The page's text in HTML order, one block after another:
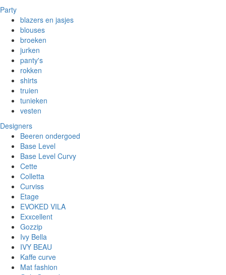
Party
blazers en jasjes
blouses
broeken
jurken
panty's
rokken
shirts
truien
tunieken
vesten
Designers
Beeren ondergoed
Base Level
Base Level Curvy
Cette
Colletta
Curviss
Etage
EVOKED VILA
Exxcellent
Gozzip
Ivy Bella
IVY BEAU
Kaffe curve
Mat fashion